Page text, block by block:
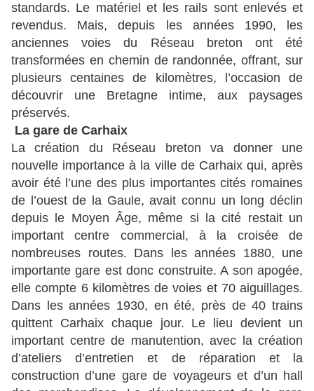
standards. Le matériel et les rails sont enlevés et
revendus. Mais, depuis les années 1990, les
anciennes voies du Réseau breton ont été
transformées en chemin de randonnée, offrant, sur
plusieurs centaines de kilomètres, l’occasion de
découvrir une Bretagne intime, aux paysages
préservés.
La gare de Carhaix
La création du Réseau breton va donner une
nouvelle importance à la ville de Carhaix qui, après
avoir été l’une des plus importantes cités romaines
de l’ouest de la Gaule, avait connu un long déclin
depuis le Moyen Âge, même si la cité restait un
important centre commercial, à la croisée de
nombreuses routes. Dans les années 1880, une
importante gare est donc construite. A son apogée,
elle compte 6 kilomètres de voies et 70 aiguillages.
Dans les années 1930, en été, près de 40 trains
quittent Carhaix chaque jour. Le lieu devient un
important centre de manutention, avec la création
d’ateliers d’entretien et de réparation et la
construction d’une gare de voyageurs et d’un hall